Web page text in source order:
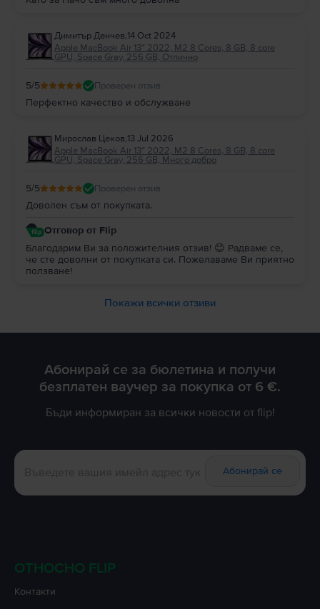
Димитър Денчев,14 Oct 2024
Apple MacBook Air 13″ 2022, M2 8 Cores, 8 GB, 8 core
GPU, Space Gray, 256 GB, Отлично
5/5 Проверен отзив
Перфектно качество и обслужване
Мирослав Цеков,13 Jul 2026
Apple MacBook Air 13″ 2022, M2 8 Cores, 8 GB, 8 core
GPU, Space Gray, 256 GB, Много добро
5/5 Проверен отзив
Доволен съм от покупката.
Отговор от Flip
Благодарим Ви за положителния отзив! 😊 Радваме се,
че сте доволни от покупката си. Пожелаваме Ви приятно
ползване!
Покажи всички отзиви
Абонирай се за бюлетина и получи
безплатен ваучер за покупка от 6 €.
Бъди информиран за всички новости от flip!
Абонирай се
ОТНОСНО FLIP
Контакти